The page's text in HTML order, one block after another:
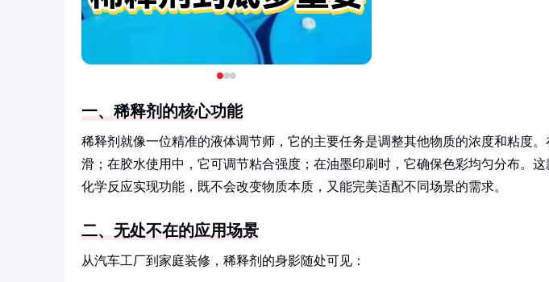
一、稀释剂的核心功能
稀释剂就像一位精准的液体调节师，它的主要任务是调整其他物质的浓度和粘度
滑；在胶水使用中，它可调节粘合强度；在油墨印刷时，它确保色彩均匀分布。这
化学反应实现功能，既不会改变物质本质，又能完美适配不同场景的需求。
二、无处不在的应用场景
从汽车工厂到家庭装修，稀释剂的身影随处可见：